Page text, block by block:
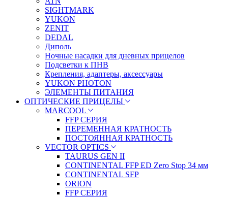
SIGHTMARK
YUKON
ZENIT
DEDAL
Диполь
Ночные насадки для дневных прицелов
Подсветки к ПНВ
Крепления, адаптеры, аксессуары
YUKON PHOTON
ЭЛЕМЕНТЫ ПИТАНИЯ
ОПТИЧЕСКИЕ ПРИЦЕЛЫ
MARCOOL
FFP СЕРИЯ
ПЕРЕМЕННАЯ КРАТНОСТЬ
ПОСТОЯННАЯ КРАТНОСТЬ
VECTOR OPTICS
TAURUS GEN II
CONTINENTAL FFP ED Zero Stop 34 мм
CONTINENTAL SFP
ORION
FFP СЕРИЯ